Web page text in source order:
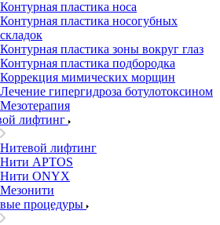
Контурная пластика носа
Контурная пластика носогубных
складок
Контурная пластика зоны вокруг глаз
Контурная пластика подбородка
Коррекция мимических морщин
Лечение гипергидроза ботулотоксином
Мезотерапия
лифтинг
Нитевой лифтинг
Нити APTOS
Нити ONYX
Мезонити
процедуры